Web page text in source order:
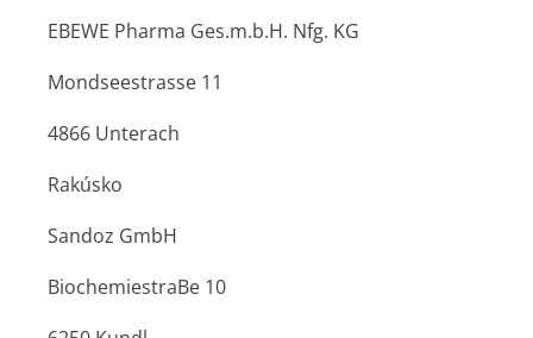
EBEWE Pharma Ges.m.b.H. Nfg. KG
Mondseestrasse 11
4866 Unterach
Rakúsko
Sandoz GmbH
BiochemiestraBe 10